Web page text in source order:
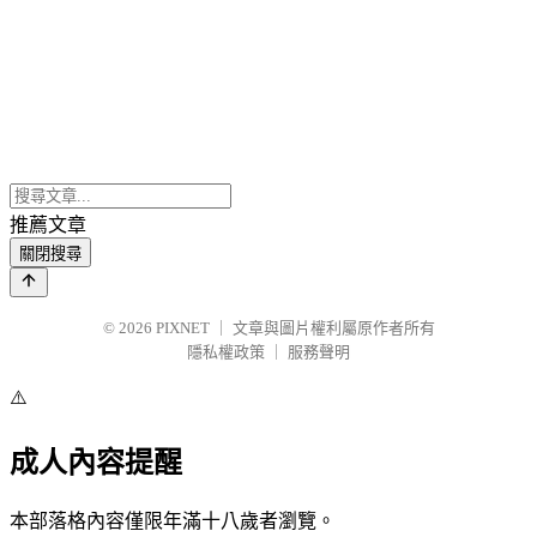
推薦文章
關閉搜尋
© 2026 PIXNET
文章與圖片權利屬原作者所有
隱私權政策
服務聲明
⚠️
成人內容提醒
本部落格內容僅限年滿十八歲者瀏覽。